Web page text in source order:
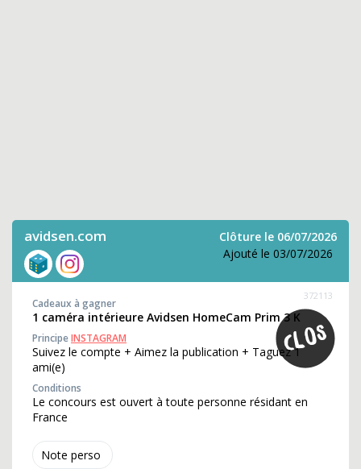
avidsen.com
Clôture le 06/07/2026
Ajouté le 03/07/2026
Note perso
372113
Cadeaux à gagner
1 caméra intérieure Avidsen HomeCam Prim 3 K
PrincipeINSTAGRAM
Suivez le compte + Aimez la publication + Taguez 1
ami(e)
Conditions
Le concours est ouvert à toute personne résidant en
France